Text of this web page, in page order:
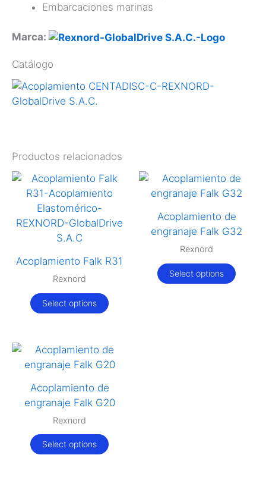
Embarcaciones marinas
Marca:
Catálogo
Productos relacionados
Acoplamiento Falk R31
Rexnord
Select options
Acoplamiento de
engranaje Falk G32
Rexnord
Select options
Acoplamiento de
engranaje Falk G20
Rexnord
Select options